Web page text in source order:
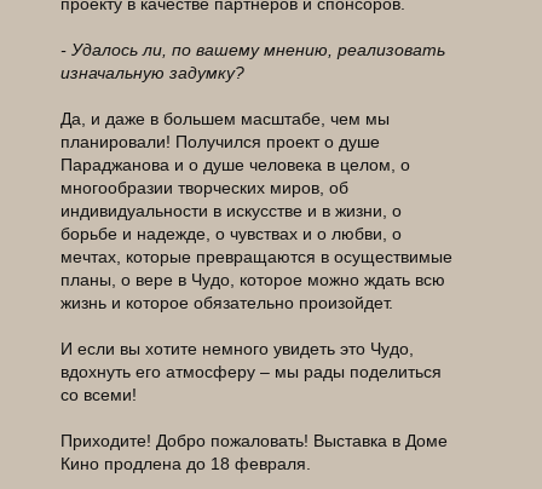
- Удалось ли, по вашему мнению, реализовать
изначальную задумку?
Да, и даже в большем масштабе, чем мы
планировали! Получился проект о душе
Параджанова и о душе человека в целом, о
многообразии творческих миров, об
индивидуальности в искусстве и в жизни, о
борьбе и надежде, о чувствах и о любви, о
мечтах, которые превращаются в осуществимые
планы, о вере в Чудо, которое можно ждать всю
жизнь и которое обязательно произойдет.
И если вы хотите немного увидеть это Чудо,
вдохнуть его атмосферу – мы рады поделиться
со всеми!
Приходите! Добро пожаловать! Выставка в Доме
Кино продлена до 18 февраля.